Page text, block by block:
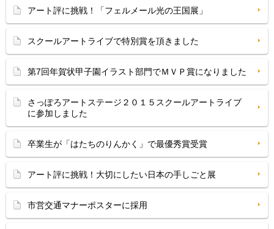
アート評に挑戦！「フェルメール光の王国展」
スクールアートライブで特別賞を頂きました
第7回年賀状甲子園イラスト部門でＭＶＰ賞になりました
さっぽろアートステージ２０１５スクールアートライブ
に参加しました
卒業生が「はたちのりんかく」で最優秀賞受賞
アート評に挑戦！大切にしたい日本の手しごと展
市営交通マナーポスターに採用